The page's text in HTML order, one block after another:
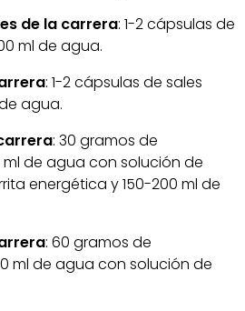
de la carrera: 1-2 cápsulas de
ml de agua.
: 1-2 cápsulas de sales
agua.
: 30 gramos de
de agua con solución de
energética y 150-200 ml de
: 60 gramos de
ml de agua con solución de